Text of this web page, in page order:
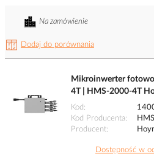
Dodaj do porównania
Na zamówienie
Mikroinwerter
4T | HMS-2000-4T
Kod
Kod Producenta
Producent
Dostępność w